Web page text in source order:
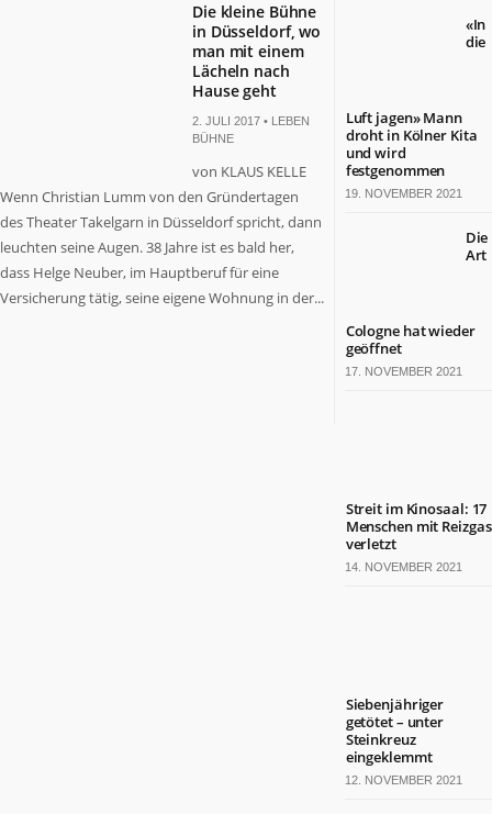
Die kleine Bühne
in Düsseldorf, wo
man mit einem
Lächeln nach
Hause geht
2. JULI 2017 • LEBEN
BÜHNE
von KLAUS KELLE
Wenn Christian Lumm von den Gründertagen
des Theater Takelgarn in Düsseldorf spricht, dann
leuchten seine Augen. 38 Jahre ist es bald her,
dass Helge Neuber, im Hauptberuf für eine
Versicherung tätig, seine eigene Wohnung in der...
«In
die
Luft jagen» Mann
droht in Kölner Kita
und wird
festgenommen
19. NOVEMBER 2021
Die
Art
Cologne hat wieder
geöffnet
17. NOVEMBER 2021
Streit im Kinosaal: 17
Menschen mit Reizgas
verletzt
14. NOVEMBER 2021
Siebenjähriger
getötet – unter
Steinkreuz
eingeklemmt
12. NOVEMBER 2021